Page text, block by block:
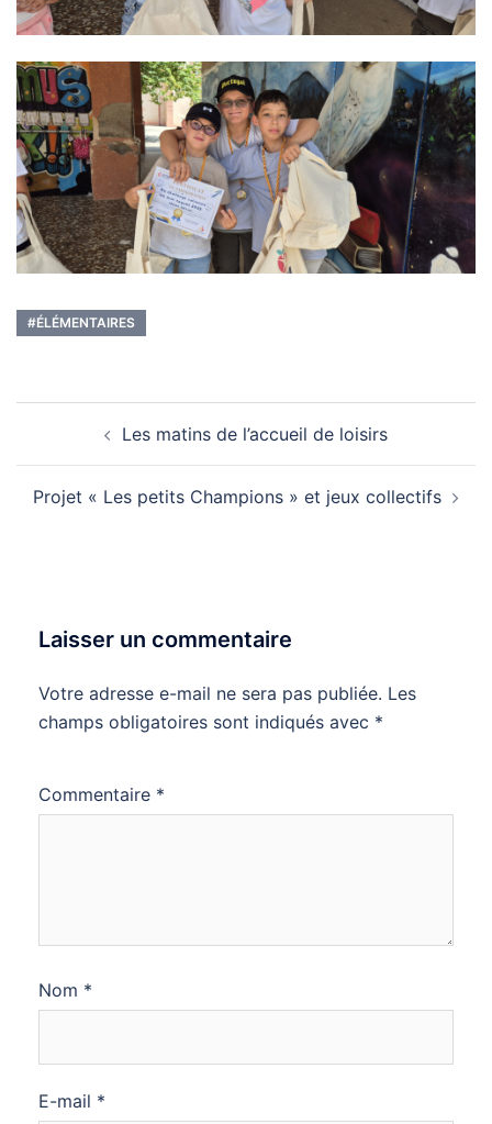
#ÉLÉMENTAIRES
d’article Les matins de l’accueil de loisirs
Projet « Les petits Champions » et jeux collectifs
Laisser un commentaire
Votre adresse e-mail ne sera pas publiée. Les
champs obligatoires sont indiqués avec *
Commentaire *
Nom *
E-mail *